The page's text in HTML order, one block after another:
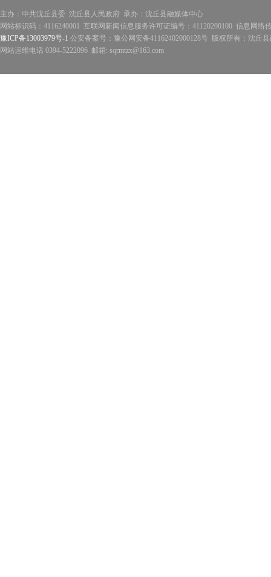
主办：中共沈丘县委 沈丘县人民政府 承办：沈丘县融媒体中心
网站标识码：4116240001 互联网新闻信息服务许可证编号：41120200100 信息网络
豫ICP备13003979号-1 公安备案号：豫公网安备41162402000128号 版权所有：沈丘
网站运维电话 0394-5222096 邮箱: sqrmtzx@163.com